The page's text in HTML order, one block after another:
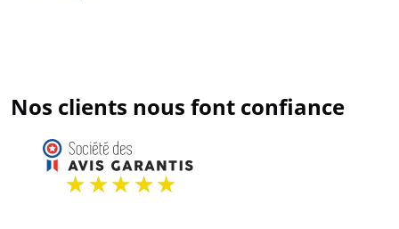
Nos clients nous font confiance